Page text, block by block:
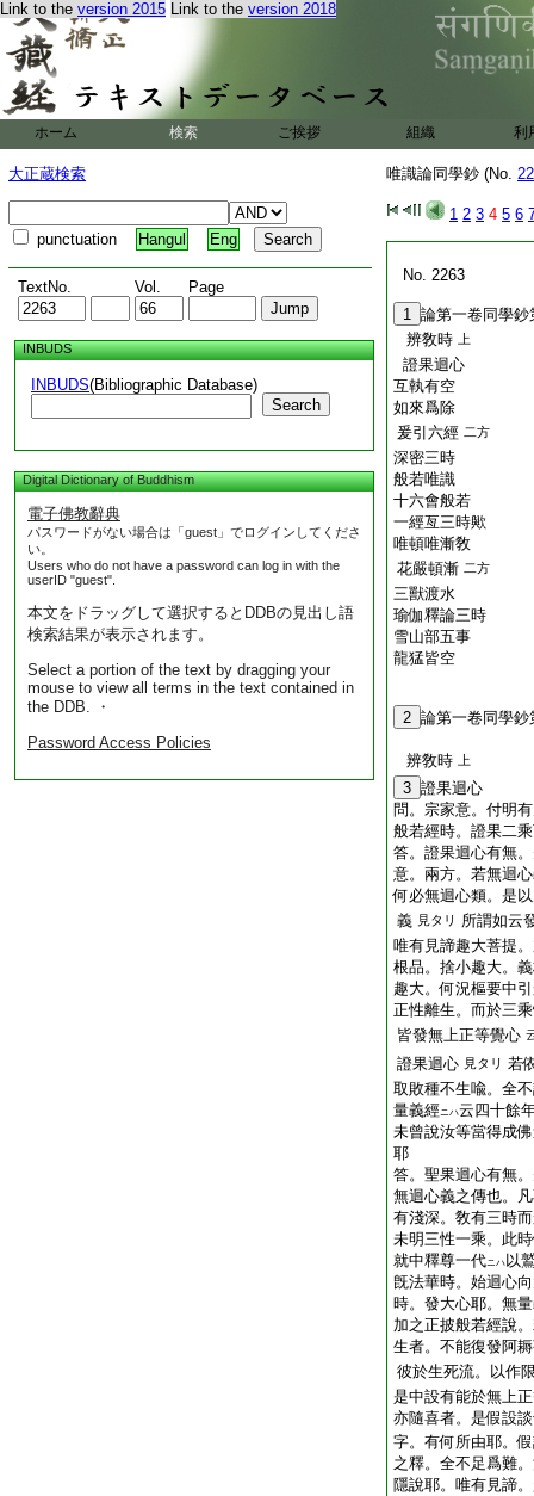
Link to the version 2015 Link to the version 2018
ホーム 検索 ご挨拶 組織 利
大正蔵検索
punctuation Hangul Eng
TextNo. Vol. Page
INBUDS
INBUDS(Bibliographic Database)
Search
Digital Dictionary of Buddhism
電子佛教辭典
パスワードがない場合は「guest」でログインしてくださ
い。
Users who do not have a password can log in with the
userID "guest".
本文をドラッグして選択するとDDBの見出し語
検索結果が表示されます。
Select a portion of the text by dragging your
mouse to view all terms in the text contained in
the DDB. ・
Password Access Policies
唯識論同學鈔 (No.
1 2 3 4 5 6
No. 2263
1 論第一卷同學鈔
辨敎時
上
證果迴心
互執有空
如來爲除
爰引六經 二方
深密三時
般若唯識
十六會般若
一經亙三時歟
唯頓唯漸敎
花嚴頓漸 二方
三獸渡水
瑜伽釋論三時
雪山部五事
龍猛皆空
2 論第一卷同學鈔
辨敎時 上
3 證果迴心
問。宗家意。付明
般若經時。證果二
答。證果迴心有無
意。兩方。若無迴
何必無迴心類。是
義 見タリ
所謂如云
唯有見諦趣大菩提
根品。捨小趣大。
趣大。何況樞要中
正性離生。而於三
皆發無上正等覺心
證果迴心 見タリ 若
取敗種不生喩。全
量義經ニハ云四十餘
未曾說汝等當得成
耶
答。聖果迴心有無
無迴心義之傳也。
有淺深。敎有三時
未明三性一乘。此
就中釋尊一代ニハ 以
旣法華時。始迴心
時。發大心耶。無
加之正披般若經說
生者。不能復發阿
彼於生死流。以作
是中設有能於無上
亦隨喜者。是假設
字。有何所由耶。
之釋。全不足爲難
隱說耶。唯有見諦